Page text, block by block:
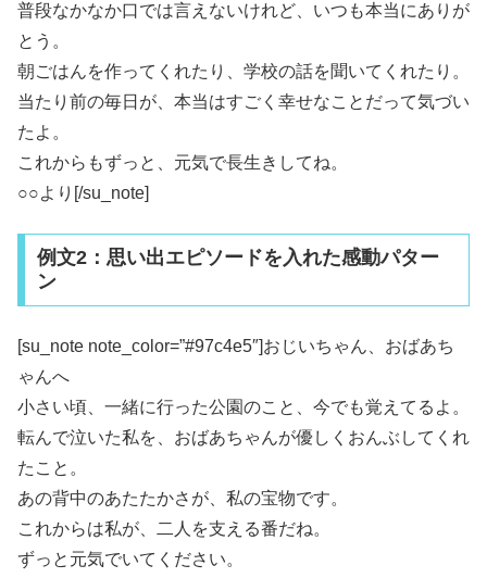
普段なかなか口では言えないけれど、いつも本当にありが
とう。
朝ごはんを作ってくれたり、学校の話を聞いてくれたり。
当たり前の毎日が、本当はすごく幸せなことだって気づい
たよ。
これからもずっと、元気で長生きしてね。
○○より[/su_note]
例文2：思い出エピソードを入れた感動パター
ン
[su_note note_color=”#97c4e5″]おじいちゃん、おばあち
ゃんへ
小さい頃、一緒に行った公園のこと、今でも覚えてるよ。
転んで泣いた私を、おばあちゃんが優しくおんぶしてくれ
たこと。
あの背中のあたたかさが、私の宝物です。
これからは私が、二人を支える番だね。
ずっと元気でいてください。